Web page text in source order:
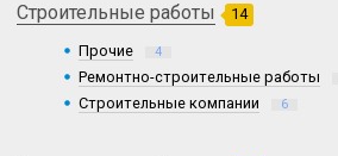
Строительные работы 14
Прочие 4
Ремонтно-строительные работы
Строительные компании 6